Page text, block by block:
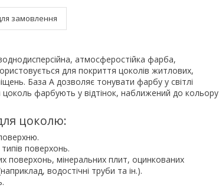
замовлення
атмосферостійка фарба,
для покриття цоколів житлових,
База A дозволяє тонувати фарбу у світлі
цоколь фарбують у відтінок, наближений до кольору
цоколю:
поверхонь.
поверхонь, мінеральних плит, оцинкованих
водостічні труби та ін.).